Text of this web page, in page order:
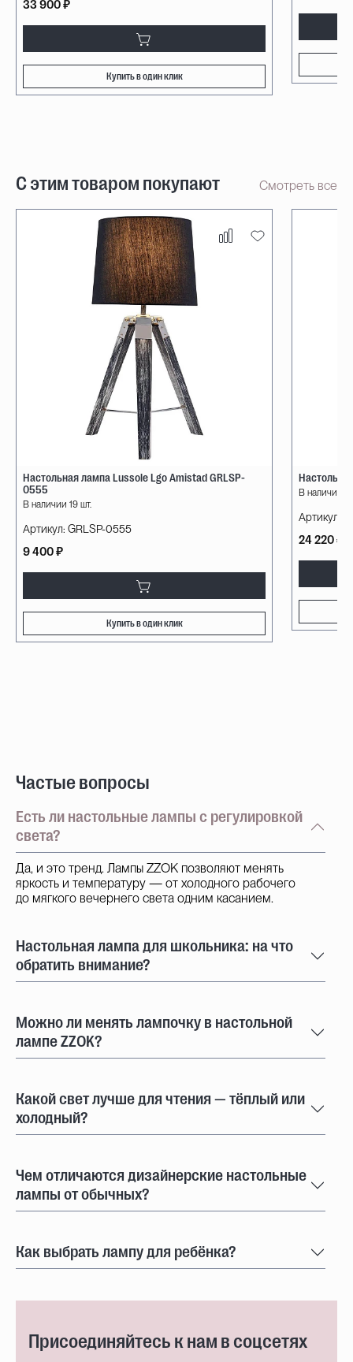
33 900 ₽
Купить в один клик
С этим товаром покупают Смотреть все
Настольная лампа Lussole Lgo Amistad GRLSP-
0555
В наличии 19 шт.
Артикул: GRLSP-0555
9 400 ₽
Купить в один клик
В наличии 8
Артикул:
24 220 ₽
Частые вопросы
Есть ли настольные лампы с регулировкой
света?
Да, и это тренд. Лампы ZZOK позволяют менять
яркость и температуру — от холодного рабочего
до мягкого вечернего света одним касанием.
Настольная лампа для школьника: на что
обратить внимание?
Можно ли менять лампочку в настольной
лампе ZZOK?
Какой свет лучше для чтения — тёплый или
холодный?
Чем отличаются дизайнерские настольные
лампы от обычных?
Как выбрать лампу для ребёнка?
Присоединяйтесь к нам в соцсетях